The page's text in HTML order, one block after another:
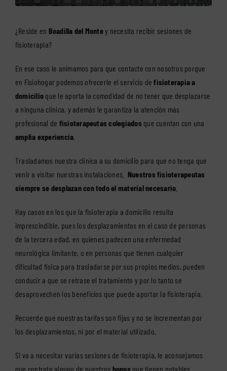
¿Reside en Boadilla del Montey necesita recibir sesiones de
fisioterapia?
En ese caso le animamos para que contacte con nosotros porque
en Fisiohogar podemos ofrecerle el servicio defisioterapia a
domicilio que le aporta la comodidad de no tener que desplazarse
a ninguna clínica, y además le garantiza la atención más
profesional de fisioterapeutas colegiados que cuentan con una
amplia experiencia
Trasladamos nuestra clínica a su domicilio para que no tenga que
venir a visitar nuestras instalaciones. Nuestros fisioterapeutas
siempre se desplazan con todo el material necesario
Hay casos en los que la fisioterapia a domicilio resulta
imprescindible, pues los desplazamientos en el caso de personas
de la tercera edad, en quienes padecen una enfermedad
neurológica limitante, o en personas que tienen cualquier
dificultad física para trasladarse por sus propios medios, pueden
conducir a que se retrase el tratamiento y por lo tanto se
desaprovechen los beneficios que puede aportar la fisioterapia.
Recuerde que nuestras tarifas son fijas y no se incrementan por
los desplazamientos, ni por el material utilizado.
Si va a necesitar varias sesiones de fisioterapia, le aconsejamos
que contrate alguno de nuestros bonos que tienen notables